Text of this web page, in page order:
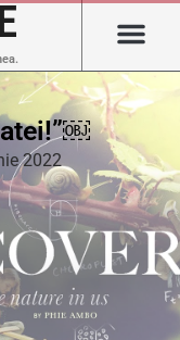
2022